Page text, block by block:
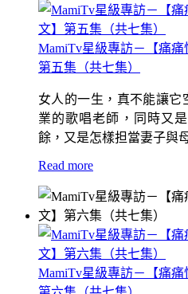
MamiTv星級專訪－【痛痛
第五集（共七集）
女人的一生，真不能讓它
業的歌唱老師，同時又
餘，又是怎樣担當妻子與
Read more
MamiTv星級專訪－【痛痛